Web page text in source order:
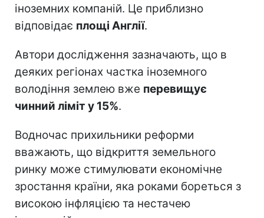
іноземних компаній. Це приблизно
відповідає площі Англії.
Автори дослідження зазначають, що в
деяких регіонах частка іноземного
володіння землею вже перевищує
чинний ліміт у 15%.
Водночас прихильники реформи
вважають, що відкриття земельного
ринку може стимулювати економічне
зростання країни, яка роками бореться з
високою інфляцією та нестачею